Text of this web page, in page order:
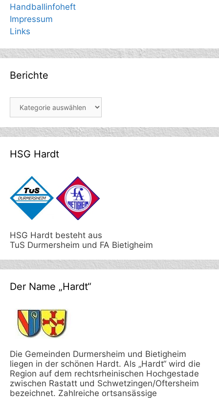
Handballinfoheft
Impressum
Links
Berichte
HSG Hardt
HSG Hardt besteht aus
TuS Durmersheim und FA Bietigheim
Der Name „Hardt“
Die Gemeinden Durmersheim und Bietigheim
liegen in der schönen Hardt. Als „Hardt“ wird die
Region auf dem rechtsrheinischen Hochgestade
zwischen Rastatt und Schwetzingen/Oftersheim
bezeichnet. Zahlreiche ortsansässige